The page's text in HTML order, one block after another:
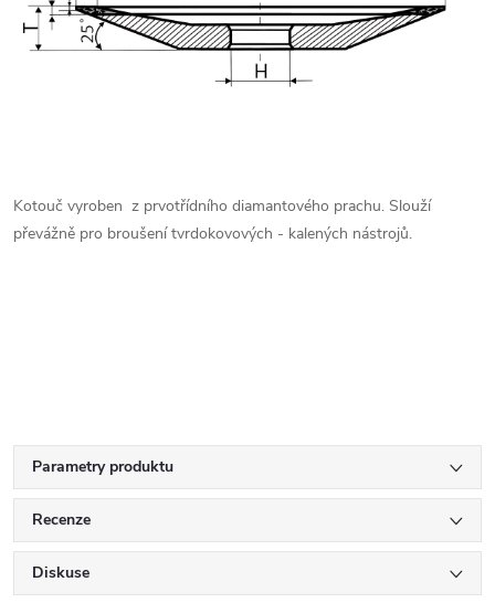
Kotouč vyroben z prvotřídního diamantového prachu. Slouží
převážně pro broušení tvrdokovových - kalených nástrojů.
Parametry produktu
Recenze
Diskuse